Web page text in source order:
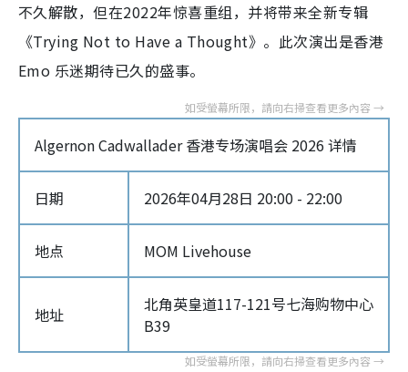
不久解散，但在2022年惊喜重组，并将带来全新专辑
《Trying Not to Have a Thought》。此次演出是香港
Emo 乐迷期待已久的盛事。
Algernon Cadwallader 香港专场演唱会 2026 详情
日期 2026年04月28日 20:00 - 22:00
地点 MOM Livehouse
地址
北角英皇道117-121号七海购物中心
B39